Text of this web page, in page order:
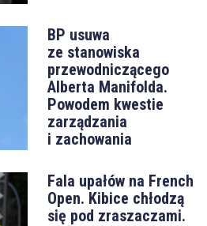
BP usuwa
ze stanowiska
przewodniczącego
Alberta Manifolda.
Powodem kwestie
zarządzania
i zachowania
Fala upałów na French
Open. Kibice chłodzą
się pod zraszaczami.